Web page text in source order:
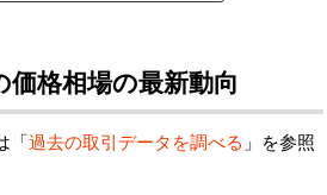
価格相場の最新動向
「過去の取引データを調べる 」を参照